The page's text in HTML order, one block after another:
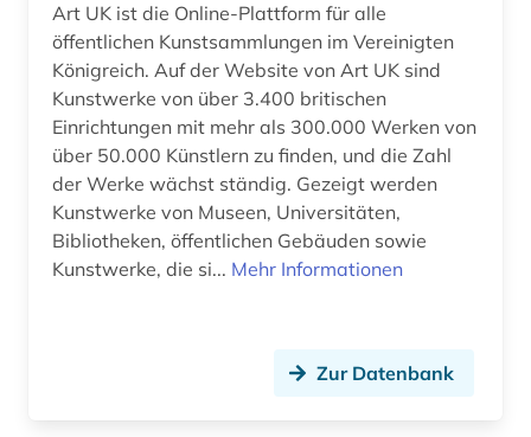
prehn, johann valentin (1)
proben (1)
quelle (4)
rijksmuseum amsterdam (1)
rohstoffe (1)
russland (2)
sachsen (1)
Art UK ist die Online-Plattform für alle
öffentlichen Kunstsammlungen im Vereinigten
Königreich. Auf der Website von Art UK sind
Kunstwerke von über 3.400 britischen
Einrichtungen mit mehr als 300.000 Werken von
über 50.000 Künstlern zu finden, und die Zahl
der Werke wächst ständig. Gezeigt werden
Kunstwerke von Museen, Universitäten,
Bibliotheken, öffentlichen Gebäuden sowie
Kunstwerke, die si... Mehr Informationen
Zur Datenbank